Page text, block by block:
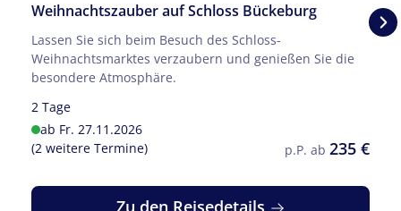
© ahua - stock.adobe.com
Weihnachtszauber auf Schloss Bückeburg
Lassen Sie sich beim Besuch des Schloss-
Weihnachtsmarktes verzaubern und genießen Sie die
besondere Atmosphäre.
2 Tage
ab Fr. 27.11.2026
(2 weitere Termine)
p.P. ab 235 €